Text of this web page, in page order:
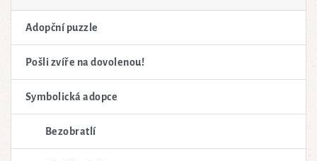
Adopční puzzle
Pošli zvíře na dovolenou!
Symbolická adopce
Bezobratlí